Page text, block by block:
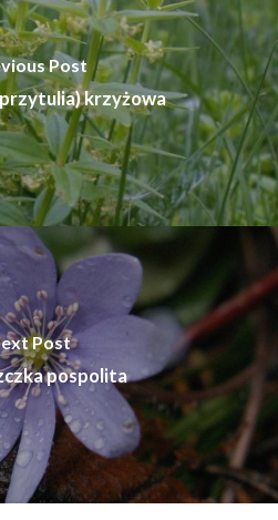
Post
krzyżowa
Post
pospolita